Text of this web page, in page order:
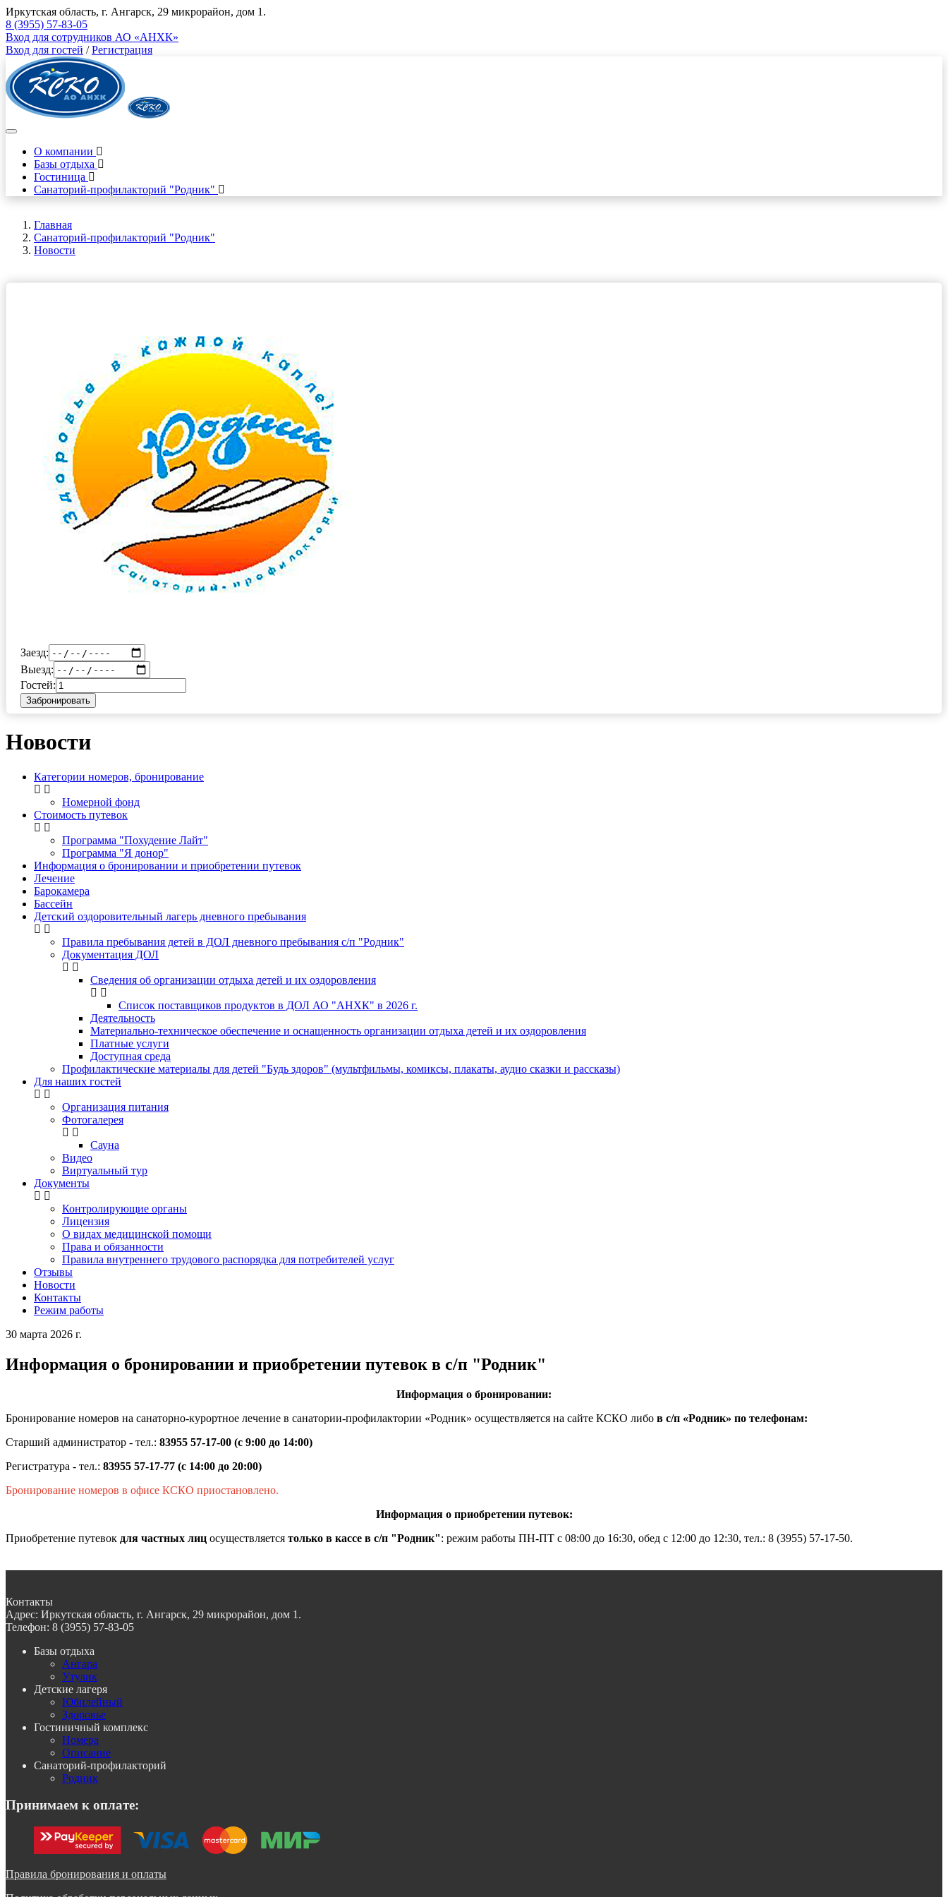
Иркутская область, г. Ангарск, 29 микрорайон, дом 1.
8 (3955) 57-83-05
Вход для сотрудников АО «АНХК»
Вход для гостей /Регистрация
О компании
Базы отдыха
Гостиница
Санаторий-профилакторий "Родник"
Главная
Санаторий-профилакторий "Родник"
Новости
Заезд:
Выезд:
Гостей:
Забронировать
Новости
Категории номеров, бронирование
Номерной фонд
Стоимость путевок
Программа "Похудение Лайт"
Программа "Я донор"
Информация о бронировании и приобретении путевок
Лечение
Барокамера
Бассейн
Детский оздоровительный лагерь дневного пребывания
Правила пребывания детей в ДОЛ дневного пребывания с/п "Родник"
Документация ДОЛ
Сведения об организации отдыха детей и их оздоровления
Список поставщиков продуктов в ДОЛ АО "АНХК" в 2026 г.
Деятельность
Материально-техническое обеспечение и оснащенность организации отдыха детей и их оздоровления
Платные услуги
Доступная среда
Профилактические материалы для детей "Будь здоров" (мультфильмы, комиксы, плакаты, аудио сказки и рассказы)
Для наших гостей
Организация питания
Фотогалерея
Сауна
Видео
Виртуальный тур
Документы
Контролирующие органы
Лицензия
О видах медицинской помощи
Права и обязанности
Правила внутреннего трудового распорядка для потребителей услуг
Отзывы
Новости
Контакты
Режим работы
30 марта 2026 г.
Информация о бронировании и приобретении путевок в с/п "Родник"
Информация о бронировании:
Бронирование номеров на санаторно-курортное лечение в санатории-профилактории «Родник» осуществляется на сайте КСКО либо в с/п «Родник» по телефонам:
Старший администратор - тел.: 83955 57-17-00 (с 9:00 до 14:00)
Регистратура - тел.: 83955 57-17-77 (с 14:00 до 20:00)
Бронирование номеров в офисе КСКО приостановлено.
Информация о приобретении путевок:
Приобретение путевок для частных лиц осуществляется только в кассе в с/п "Родник": режим работы ПН-ПТ с 08:00 до 16:30, обед с 12:00 до 12:30, тел.: 8 (3955) 57-17-50.
Контакты
Адрес: Иркутская область, г. Ангарск, 29 микрорайон, дом 1.
Телефон: 8 (3955) 57-83-05
Базы отдыха
Ангара
Утулик
Детские лагеря
Юбилейный
Здоровье
Гостиничный комплекс
Номера
Описание
Санаторий-профилакторий
Родник
Принимаем к оплате:
Правила бронирования и оплаты